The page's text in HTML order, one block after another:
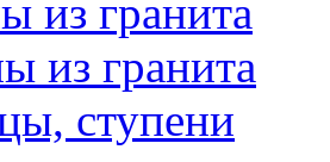
из гранита
из гранита
ступени